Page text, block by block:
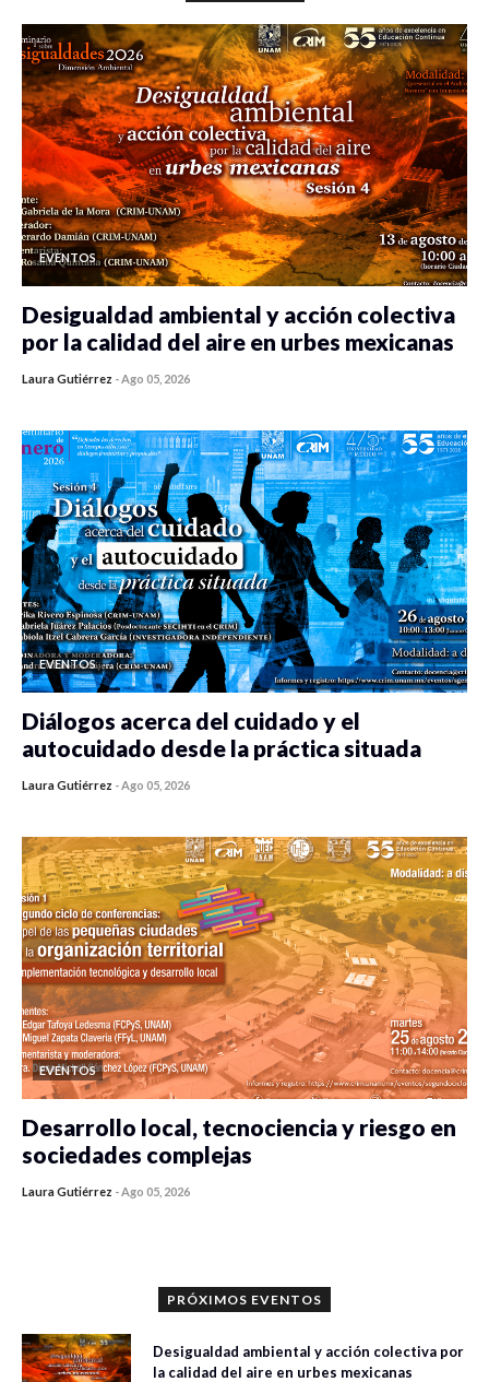
EVENTOS
Desigualdad ambiental y acción colectiva
por la calidad del aire en urbes mexicanas
Laura Gutiérrez -Ago 05, 2026
EVENTOS
Diálogos acerca del cuidado y el
autocuidado desde la práctica situada
Laura Gutiérrez -Ago 05, 2026
EVENTOS
Desarrollo local, tecnociencia y riesgo en
sociedades complejas
Laura Gutiérrez -Ago 05, 2026
PRÓXIMOS EVENTOS
Desigualdad ambiental y acción colectiva por
la calidad del aire en urbes mexicanas